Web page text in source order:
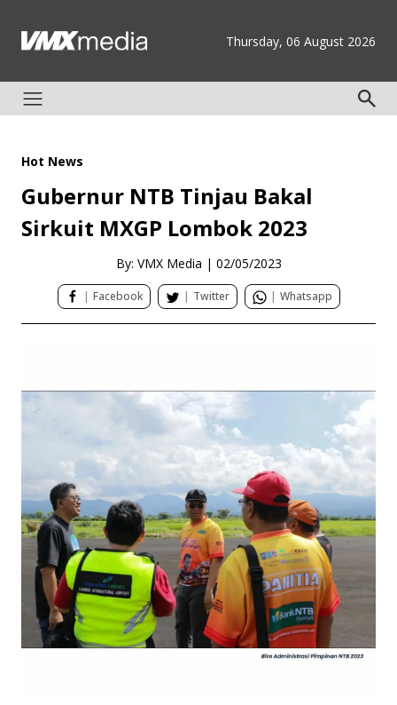
Thursday, 06 August 2026
Hot News
Gubernur NTB Tinjau Bakal
Sirkuit MXGP Lombok 2023
By: VMX Media | 02/05/2023
| Facebook | Twitter | Whatsapp